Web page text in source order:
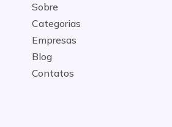
Sobre
Categorias
Empresas
Blog
Contatos